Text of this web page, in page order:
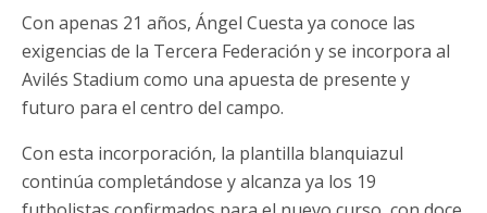
Con apenas 21 años, Ángel Cuesta ya conoce las
exigencias de la Tercera Federación y se incorpora al
Avilés Stadium como una apuesta de presente y
futuro para el centro del campo.
Con esta incorporación, la plantilla blanquiazul
continúa completándose y alcanza ya los 19